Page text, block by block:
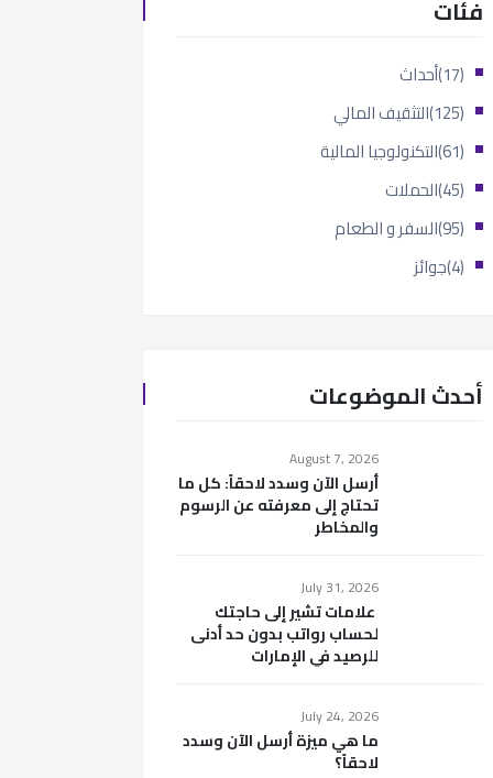
فئات
أحداث
(17)
التثقيف المالي
(125)
التكنولوجيا المالية
(61)
الحملات
(45)
السفر و الطعام
(95)
جوائز (4)
أحدث الموضوعات
August 7, 2026
أرسل الآن وسدد لاحقاً: كل ما
تحتاج إلى معرفته عن الرسوم
والمخاطر
July 31, 2026
علامات تشير إلى حاجتك
لحساب رواتب بدون حد أدنى
للرصيد في الإمارات
July 24, 2026
ما هي ميزة أرسل الآن وسدد
لاحقاً؟